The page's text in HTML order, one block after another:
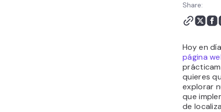
Share:
Hoy en
página
quieres
explorar
que
de